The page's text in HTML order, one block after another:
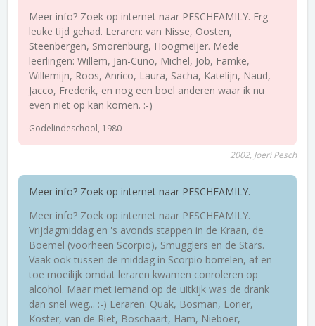
Meer info? Zoek op internet naar PESCHFAMILY. Erg
leuke tijd gehad. Leraren: van Nisse, Oosten,
Steenbergen, Smorenburg, Hoogmeijer. Mede
leerlingen: Willem, Jan-Cuno, Michel, Job, Famke,
Willemijn, Roos, Anrico, Laura, Sacha, Katelijn, Naud,
Jacco, Frederik, en nog een boel anderen waar ik nu
even niet op kan komen. :-)
Godelindeschool, 1980
2002, Joeri Pesch
Meer info? Zoek op internet naar PESCHFAMILY.
Meer info? Zoek op internet naar PESCHFAMILY.
Vrijdagmiddag en 's avonds stappen in de Kraan, de
Boemel (voorheen Scorpio), Smugglers en de Stars.
Vaak ook tussen de middag in Scorpio borrelen, af en
toe moeilijk omdat leraren kwamen conroleren op
alcohol. Maar met iemand op de uitkijk was de drank
dan snel weg... :-) Leraren: Quak, Bosman, Lorier,
Koster, van de Riet, Boschaart, Ham, Nieboer,